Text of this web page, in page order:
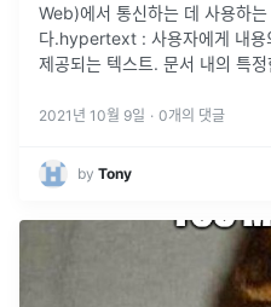
Web)에서 통신하는 데 사용하
다.hypertext : 사용자에게 내용
제공되는 텍스트. 문서 내의 특
2021년 10월 9일 · 0개의 댓글
by Tony